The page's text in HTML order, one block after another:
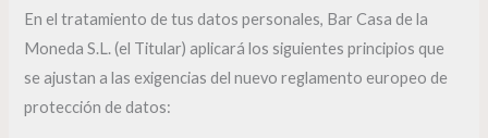
En el tratamiento de tus datos personales, Bar Casa de la
Moneda S.L. (el Titular) aplicará los siguientes principios que
se ajustan a las exigencias del nuevo reglamento europeo de
protección de datos: